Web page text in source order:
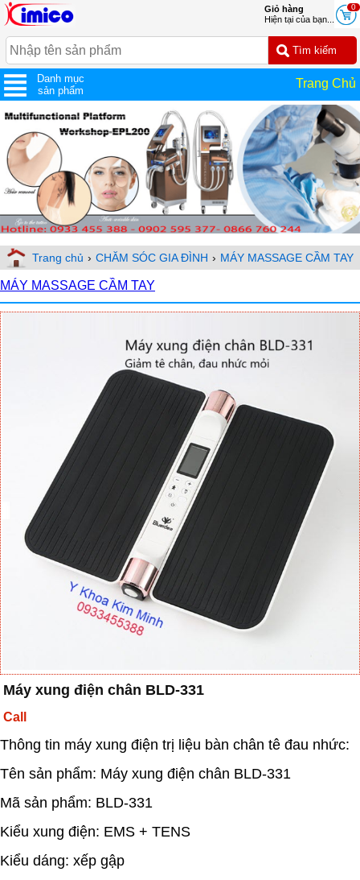
0
Giỏ hàng
Hiện tại của bạn...
Danh mục
sản phẩm
Trang Chủ
Trang chủ › CHĂM SÓC GIA ĐÌNH › MÁY MASSAGE CẦM TAY
MÁY MASSAGE CẦM TAY
Máy xung điện chân BLD-331
Call
Thông tin máy xung điện trị liệu bàn chân tê đau nhức:
Tên sản phẩm: Máy xung điện chân BLD-331
Mã sản phẩm: BLD-331
Kiểu xung điện: EMS + TENS
Kiểu dáng: xếp gập